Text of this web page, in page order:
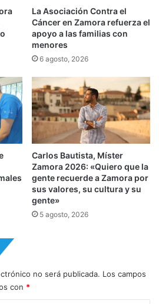
La Asociación Contra el
Cáncer en Zamora refuerza el
apoyo a las familias con
menores
6 agosto, 2026
Carlos Bautista, Míster
Zamora 2026: «Quiero que la
gente recuerde a Zamora por
sus valores, su cultura y su
gente»
5 agosto, 2026
no será publicada. Los campos
con *